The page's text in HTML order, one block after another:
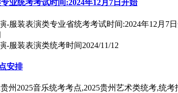
业统考考试时间:2024年12月7日开始
-服装表演类专业省统考考试时间:2024年12月7
-服装表演类统考时间2024/11/12
安排
州2025音乐统考考点,2025贵州艺术类统考,统